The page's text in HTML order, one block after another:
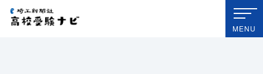
埼玉新聞社 高校受験ナビ
MENU